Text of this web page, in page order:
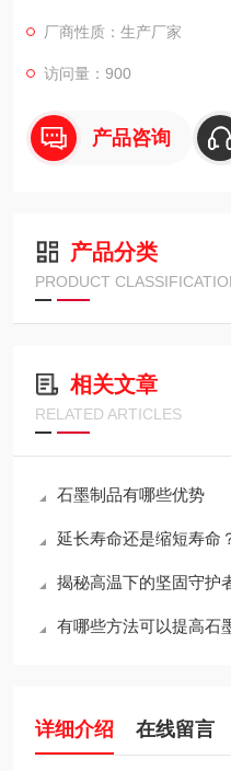
厂商性质：生产厂家
访问量：900
产品咨询
产品分类
PRODUCT
相关文章
RELATED ARTICLES
石墨制品有哪些优势
延长寿命还是缩短寿命？
揭秘高温下的坚固守护者
有哪些方法可以提高石
详细介绍 在线留言